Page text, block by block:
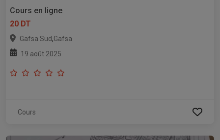
Cours en ligne
20 DT
Gafsa Sud,Gafsa
19 août 2025
Cours